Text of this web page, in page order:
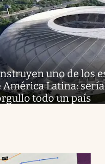
uno de los
Latina:
todo un país